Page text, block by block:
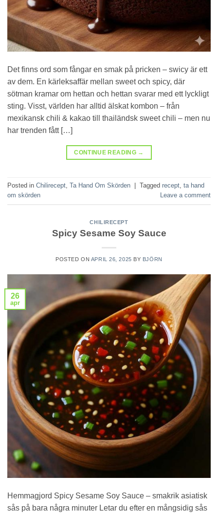
Det finns ord som fångar en smak på pricken – swicy är ett
av dem. En kärleksaffär mellan sweet och spicy, där
sötman kramar om hettan och hettan svarar med ett lyckligt
sting. Visst, världen har alltid älskat kombon – från
mexikansk chili & kakao till thailändsk sweet chili – men nu
har trenden fått […]
CONTINUE READING →
Posted in Chilirecept Ta Hand Om Skörden Tagged recept ta hand
om skörden
Leave a comment
CHILIRECEPT
Spicy Sesame Soy Sauce
POSTED ON APRIL 26, 2025 BY BJÖRN
26
apr
Hemmagjord Spicy Sesame Soy Sauce – smakrik asiatisk
sås på bara några minuter Letar du efter en mångsidig sås